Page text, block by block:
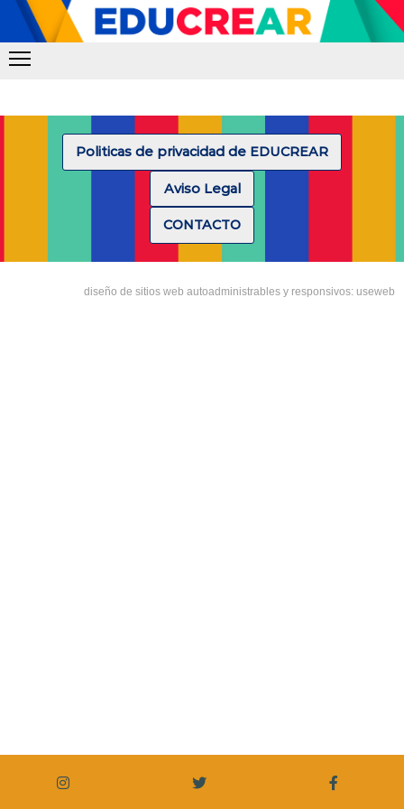
Politicas de privacidad de EDUCREAR
Aviso Legal
CONTACTO
diseño de sitios web autoadministrables y responsivos: useweb